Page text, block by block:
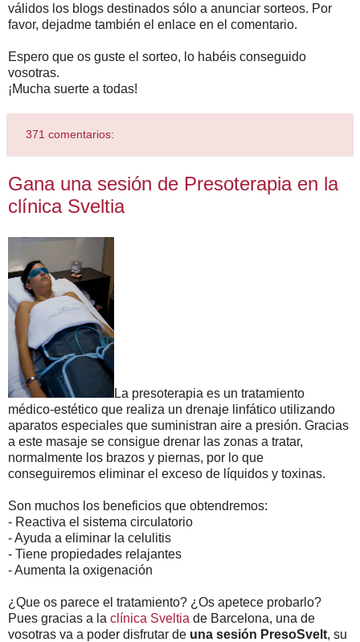
válidos los blogs destinados sólo a anunciar sorteos. Por
favor, dejadme también el enlace en el comentario.
Espero que os guste el sorteo, lo habéis conseguido
vosotras.
¡Mucha suerte a todas!
371 comentarios:
Gana una sesión de Presoterapia en la
clínica Sveltia
La presoterapia es un tratamiento
médico-estético que realiza un drenaje linfático utilizando
aparatos especiales que suministran aire a presión. Gracias
a este masaje se consigue drenar las zonas a tratar,
normalmente los brazos y piernas, por lo que
conseguiremos eliminar el exceso de líquidos y toxinas.
Son muchos los beneficios que obtendremos:
- Reactiva el sistema circulatorio
- Ayuda a eliminar la celulitis
- Tiene propiedades relajantes
- Aumenta la oxigenación
¿Que os parece el tratamiento? ¿Os apetece probarlo?
Pues gracias a la clínica Sveltia de Barcelona, una de
vosotras va a poder disfrutar de una sesión PresoSvelt, su